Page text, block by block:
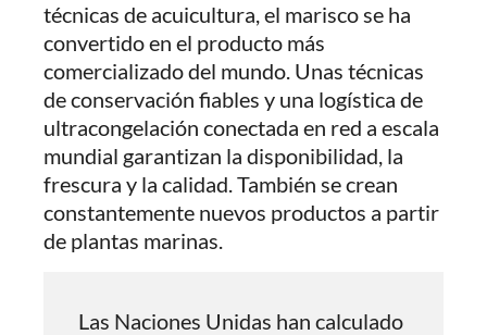
técnicas de acuicultura, el marisco se ha
convertido en el producto más
comercializado del mundo. Unas técnicas
de conservación fiables y una logística de
ultracongelación conectada en red a escala
mundial garantizan la disponibilidad, la
frescura y la calidad. También se crean
constantemente nuevos productos a partir
de plantas marinas.
Las Naciones Unidas han calculado